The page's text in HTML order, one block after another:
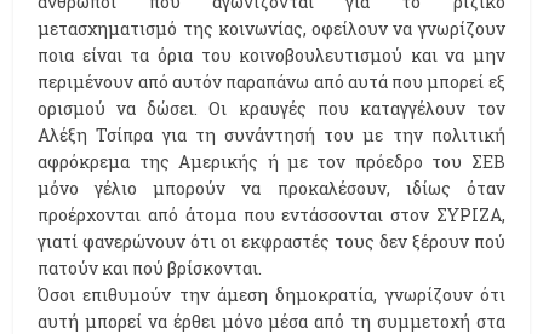
μετασχηματισμό της κοινωνίας, οφείλουν να γνωρίζουν
ποια είναι τα όρια του κοινοβουλευτισμού και να μην
περιμένουν από αυτόν παραπάνω από αυτά που μπορεί εξ
ορισμού να δώσει. Οι κραυγές που καταγγέλουν τον
Αλέξη Τσίπρα για τη συνάντησή του με την πολιτική
αφρόκρεμα της Αμερικής ή με τον πρόεδρο του ΣΕΒ
μόνο γέλιο μπορούν να προκαλέσουν, ιδίως όταν
προέρχονται από άτομα που εντάσσονται στον ΣΥΡΙΖΑ,
γιατί φανερώνουν ότι οι εκφραστές τους δεν ξέρουν πού
πατούν και πού βρίσκονται.
Όσοι επιθυμούν την άμεση δημοκρατία, γνωρίζουν ότι
αυτή μπορεί να έρθει μόνο μέσα από τη συμμετοχή στα